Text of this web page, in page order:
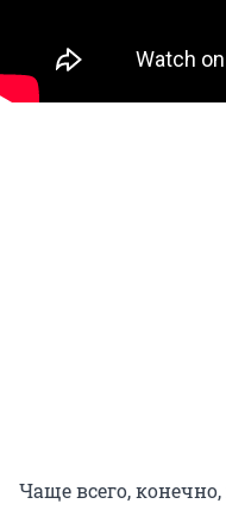
Чаще всего,